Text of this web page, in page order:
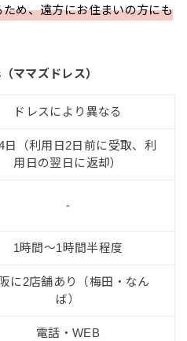
め、遠方にお住まいの方にも
ママズドレス）
ドレスにより異なる
日（利用日2日前に受取、利
用日の翌日に返却）
-
1時間〜1時間半程度
に2店舗あり（梅田・なん
ば）
電話・WEB